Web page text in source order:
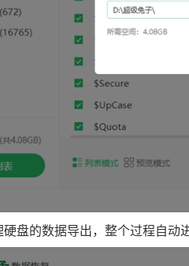
盘的数据导出，整个过程自